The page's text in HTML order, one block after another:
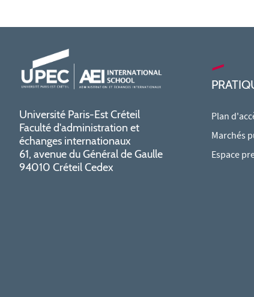
Université Paris-Est Créteil
Faculté d'administration et
échanges internationaux
61, avenue du Général de Gaulle
94010 Créteil Cedex
Plan
Marchés
Espace